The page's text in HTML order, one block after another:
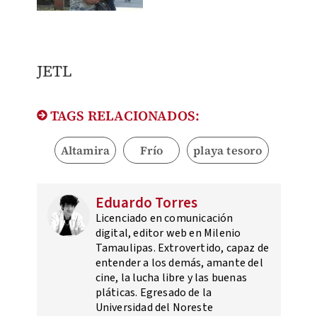
JETL
TAGS RELACIONADOS:
Altamira Frío playa tesoro
Eduardo Torres
Licenciado en comunicación
digital, editor web en Milenio
Tamaulipas. Extrovertido, capaz de
entender a los demás, amante del
cine, la lucha libre y las buenas
pláticas. Egresado de la
Universidad del Noreste